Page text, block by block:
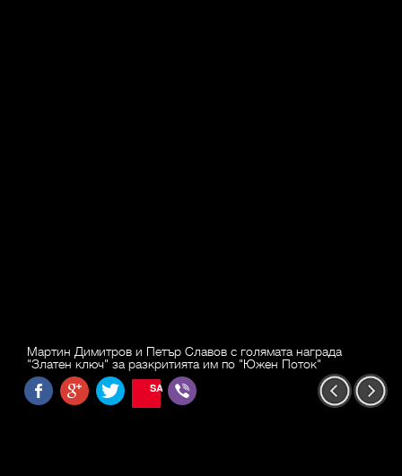
Мартин Димитров и Петър Славов с голямата награда
"Златен ключ" за разкритията им по "Южен Поток"
SAVE